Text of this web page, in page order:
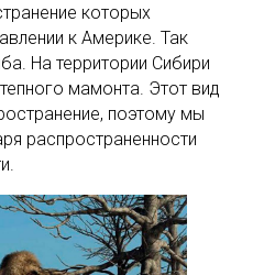
которых
к Америке. Так
На территории Сибири
мамонта. Этот вид
поэтому мы
распространенности